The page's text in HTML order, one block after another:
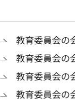
教育委員会の
教育委員会の
教育委員会の
教育委員会の